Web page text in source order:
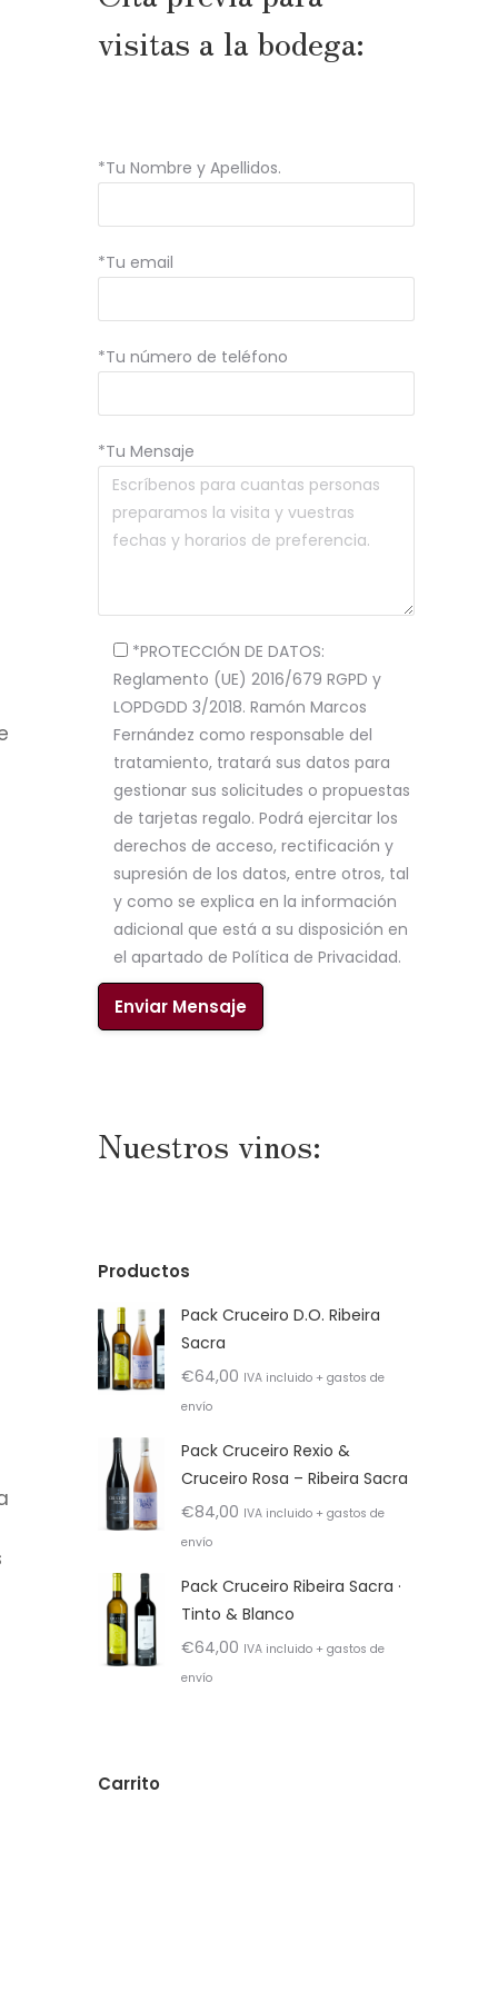
visitas a la bodega:
*Tu Nombre y Apellidos.
*Tu email
*Tu número de teléfono
*Tu Mensaje
*PROTECCIÓN DE DATOS:
Reglamento (UE) 2016/679 RGPD y
LOPDGDD 3/2018. Ramón Marcos
Fernández como responsable del
tratamiento, tratará sus datos para
gestionar sus solicitudes o propuestas
de tarjetas regalo. Podrá ejercitar los
derechos de acceso, rectificación y
supresión de los datos, entre otros, tal
y como se explica en la información
adicional que está a su disposición en
el apartado de Política de Privacidad.
Nuestros vinos:
Productos
Pack Cruceiro D.O. Ribeira
Sacra
€64,00 IVA incluido + gastos de
envío
Pack Cruceiro Rexio &
Cruceiro Rosa – Ribeira Sacra
€84,00 IVA incluido + gastos de
envío
Pack Cruceiro Ribeira Sacra ·
Tinto & Blanco
€64,00 IVA incluido + gastos de
envío
Carrito